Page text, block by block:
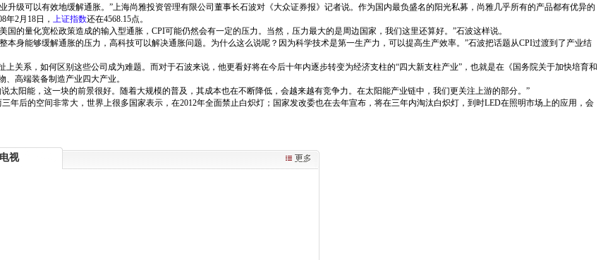
升级可以有效地缓解通胀。”上海尚雅投资管理有限公司董事长石波对《大众证券报》记者说。作为国内最负盛名的阳光私募，尚雅几乎所有的产品都有优异的
年2月18日， 上证指数还在4568.15点。
的量化宽松政策造成的输入型通胀，CPI可能仍然会有一定的压力。当然，压力最大的是周边国家，我们这里还算好。”石波这样说。
身能够缓解通胀的压力，高科技可以解决通胀问题。为什么这么说呢？因为科学技术是第一生产力，可以提高生产效率。”石波把话题从CPI过渡到了产业结
关系，如何区别这些公司成为难题。而对于石波来说，他更看好将在今后十年内逐步转变为经济支柱的“四大新支柱产业”，也就是在《国务院关于加快培育和
高端装备制造产业四大产业。
太阳能，这一块的前景很好。随着大规模的普及，其成本也在不断降低，会越来越有竞争力。在太阳能产业链中，我们更关注上游的部分。”
年后的空间非常大，世界上很多国家表示，在2012年全面禁止白炽灯；国家发改委也在去年宣布，将在三年内淘汰白炽灯，到时LED在照明市场上的应用，会
电视